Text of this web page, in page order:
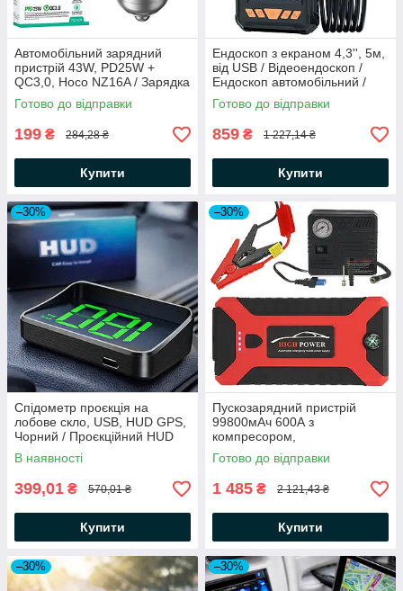
Автомобільний зарядний
пристрій 43W, PD25W +
QC3,0, Hoco NZ16A / Зарядка
від прикурювача / АЗУ-
адаптер
Готово до відправки
199 ₴ 284,28 ₴
Купити
Ендоскоп з екраном 4,3'', 5м,
від USB / Відеоендоскоп /
Ендоскоп автомобільний /
Цифровий ендоскоп
Готово до відправки
859 ₴ 1 227,14 ₴
Купити
–30%
Спідометр проєкція на
лобове скло, USB, HUD GPS,
Чорний / Проєкційний HUD
спідометр швидкість,
дистанція для авто / HUD
В наявності
399,01 ₴ 570,01 ₴
Купити
–30%
Пускозарядний пристрій
99800мАч 600А з
компресором,
JUMPSTARTER 29B,
Червоний / Пусковий
Готово до відправки
1 485 ₴ 2 121,43 ₴
Купити
–30% –30%